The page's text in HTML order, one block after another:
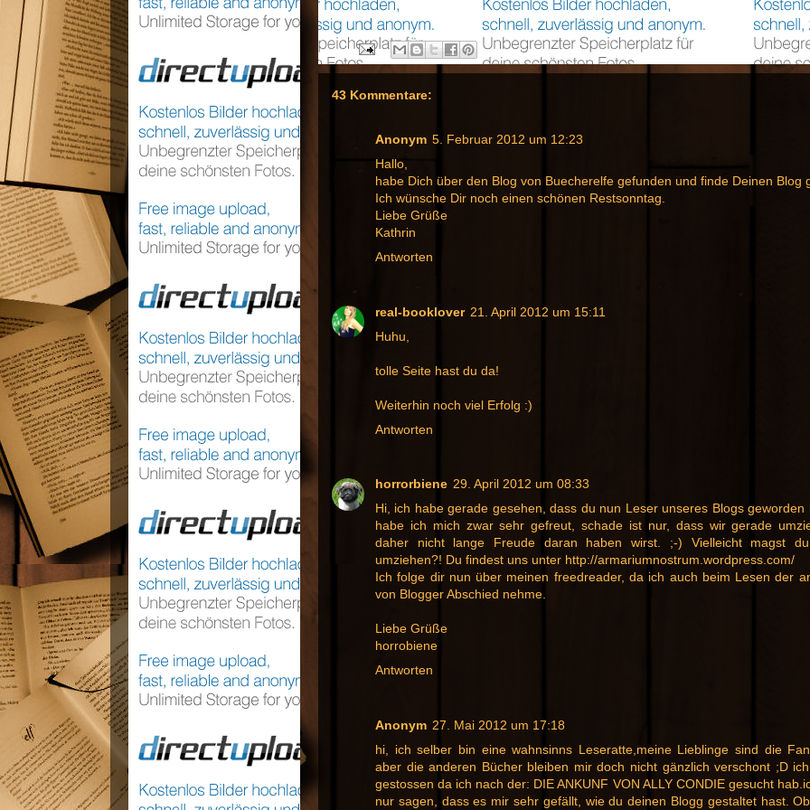
43 Kommentare:
Anonym 5. Februar 2012 um 12:23
Hallo,
habe Dich über den Blog von Buecherelfe gefunden und finde Deinen Blog
Ich wünsche Dir noch einen schönen Restsonntag.
Liebe Grüße
Kathrin
Antworten
real-booklover 21. April 2012 um 15:11
Huhu,
tolle Seite hast du da!
Weiterhin noch viel Erfolg :)
Antworten
horrorbiene 29. April 2012 um 08:33
Hi, ich habe gerade gesehen, dass du nun Leser unseres Blogs geworden
habe ich mich zwar sehr gefreut, schade ist nur, dass wir gerade
daher nicht lange Freude daran haben wirst. ;-) Vielleicht magst
umziehen?! Du findest uns unter http://armariumnostrum.wordpress.com/
Ich folge dir nun über meinen freedreader, da ich auch beim Lesen der
von Blogger Abschied nehme.
Liebe Grüße
horrobiene
Antworten
Anonym 27. Mai 2012 um 17:18
hi, ich selber bin eine wahnsinns Leseratte,meine Lieblinge sind die
aber die anderen Bücher bleiben mir doch nicht gänzlich verschont ;D
gestossen da ich nach der: DIE ANKUNF VON ALLY CONDIE gesucht
nur sagen, dass es mir sehr gefällt, wie du deinen Blogg gestaltet hast.